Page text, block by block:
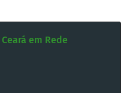
Ceará em Rede